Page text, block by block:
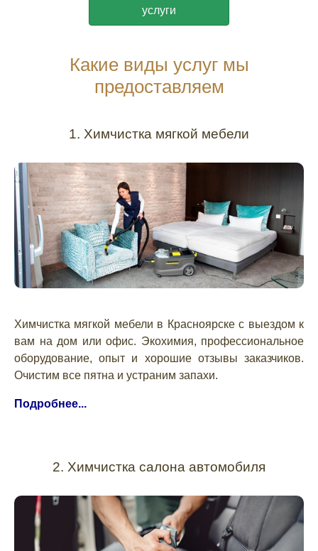
услуги
Какие виды услуг мы
предоставляем
1. Химчистка мягкой мебели
Химчистка мягкой мебели в Красноярске с выездом к
вам на дом или офис. Экохимия, профессиональное
оборудование, опыт и хорошие отзывы заказчиков.
Очистим все пятна и устраним запахи.
Подробнее...
2. Химчистка салона автомобиля